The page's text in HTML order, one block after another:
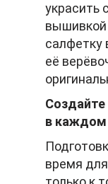
украсить
вышивкой
салфетку
её
в каждом
время